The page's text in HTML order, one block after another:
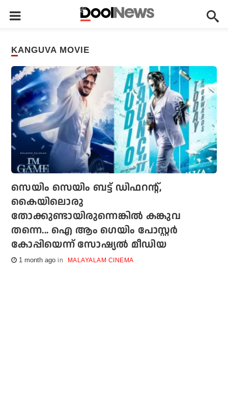
KANGUVA MOVIE
സെയിം സെയിം ബട്ട് ഡിഫറന്റ്,
കൈയിലൊരു
തോക്കുണ്ടായിരുന്നെങ്കില്‍ കങ്കുവ
തന്നെ... ഐ ആം ഗെയിം പോസ്റ്റര്‍
കോപ്പിയെന്ന് സോഷ്യല്‍ മീഡിയ
1 month ago MALAYALAM CINEMA